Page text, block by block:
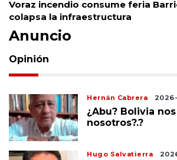
Voraz incendio consume feria
colapsa la infraestructura
Anuncio
Opinión
Hernán Cabrera
¿Abu? Bolivia
nosotros?.?
Hugo Salvatierra